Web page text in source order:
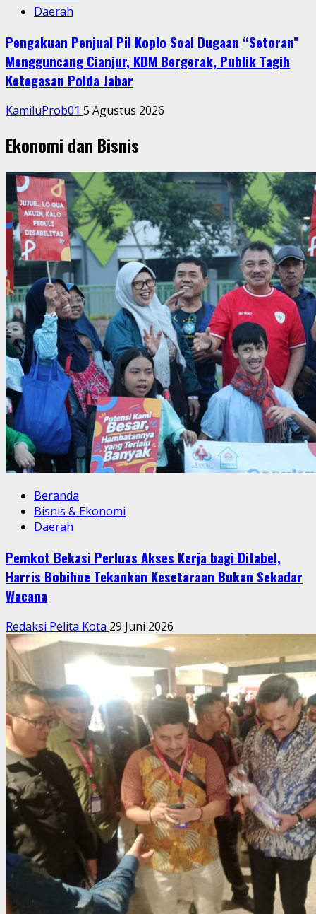
Daerah
Pengakuan Penjual Pil Koplo Soal Dugaan “Setoran”
Mengguncang Cianjur, KDM Bergerak, Publik Tagih
Ketegasan Polda Jabar
KamiluProb01 5 Agustus 2026
Ekonomi dan Bisnis
Beranda
Bisnis & Ekonomi
Daerah
Pemkot Bekasi Perluas Akses Kerja bagi Difabel,
Harris Bobihoe Tekankan Kesetaraan Bukan Sekadar
Wacana
Redaksi Pelita Kota 29 Juni 2026